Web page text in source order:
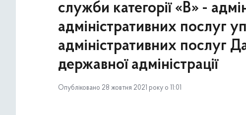
служби категорії «В» -
адміністративних послуг
адміністративних послуг
державної адміністрації
Опубліковано 28 жовтня 2021 року о 11:01